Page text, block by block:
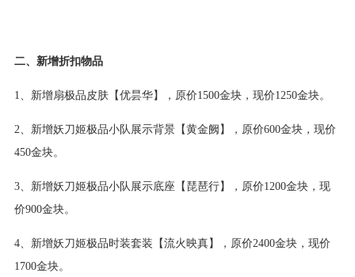
二、新增折扣物品
1、新增扇极品皮肤【优昙华】，原价1500金块，现价1250金块。
2、新增妖刀姬极品小队展示背景【黄金阙】，原价600金块，现价
450金块。
3、新增妖刀姬极品小队展示底座【琵琶行】，原价1200金块，现
价900金块。
4、新增妖刀姬极品时装套装【流火映真】，原价2400金块，现价
1700金块。